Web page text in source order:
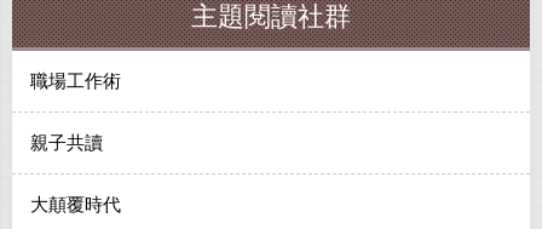
主題閱讀社群
職場工作術
親子共讀
大顛覆時代